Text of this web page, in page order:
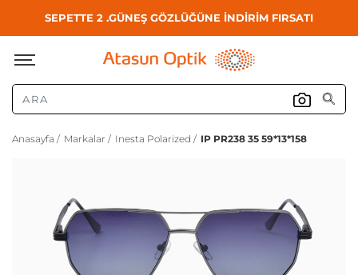
SEPETTE 2 .GÜNEŞ GÖZLÜĞÜNE İNDİRİM FIRSATI
Anasayfa / Markalar / Inesta Polarized / IP PR238 35 59*13*158